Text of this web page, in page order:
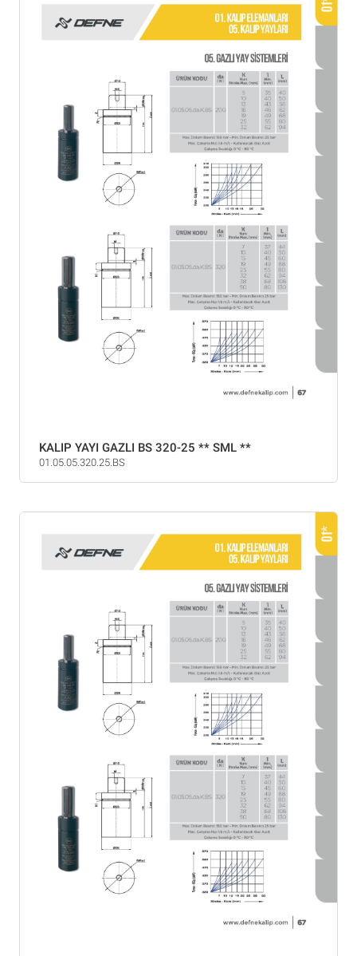
KALIP YAYI GAZLI BS 320-25 ** SML **
01.05.05.320.25.BS